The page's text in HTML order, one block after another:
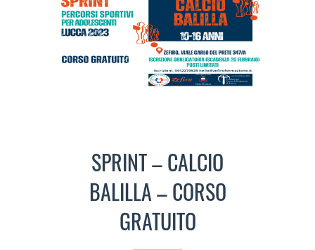
SPRINT – CALCIO
BALILLA – CORSO
GRATUITO